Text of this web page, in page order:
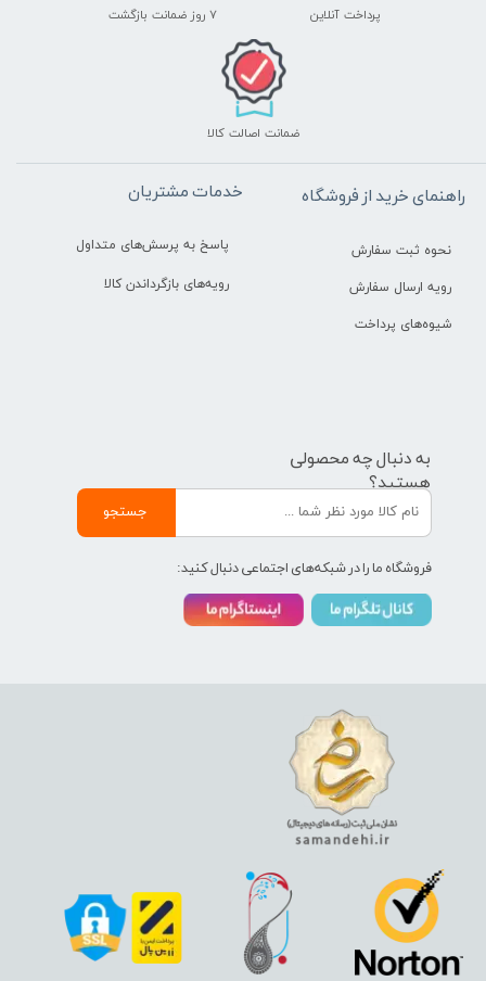
پرداخت آنلاین ۷ روز ضمانت بازگشت
ضمانت اصالت کالا
راهنمای خرید از فروشگاه
نحوه ثبت سفارش
رویه ارسال سفارش
شیوه‌های پرداخت
خدمات مشتریان
پاسخ به پرسش‌های متداول
رویه‌های بازگرداندن کالا
به دنبال چه محصولی
هستید؟
جستجو
فروشگاه ما را در شبکه‌های اجتماعی دنبال کنید: